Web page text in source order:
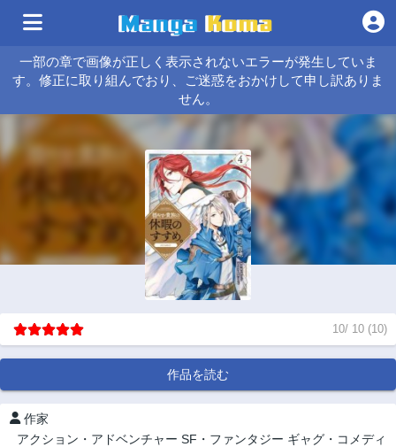
一部の章で画像が正しく表示されないエラーが発生していま
す。修正に取り組んでおり、ご迷惑をおかけして申し訳ありま
せん。
10/ 10 (10)
作品を読む
作家
アクション・アドベンチャー SF・ファンタジー ギャグ・コメディ